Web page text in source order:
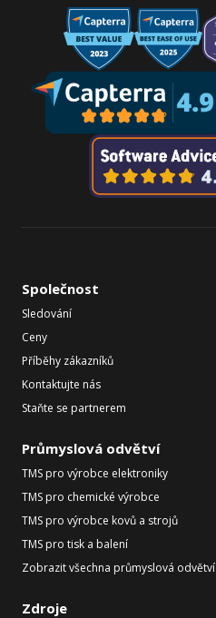
Společnost
Sledování
Ceny
Příběhy zákazníků
Kontaktujte nás
Staňte se partnerem
Průmyslová odvětví
TMS pro výrobce elektroniky
TMS pro chemické výrobce
TMS pro výrobce kovů a strojů
TMS pro tisk a balení
Zobrazit všechna průmyslová odvětví
Zdroje